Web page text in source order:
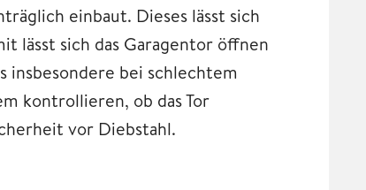
einbaut. Dieses lässt sich
lässt sich das Garagentor öffnen
insbesondere bei schlechtem
kontrollieren, ob das Tor
vor Diebstahl.